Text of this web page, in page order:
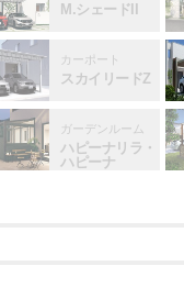
M.シェードII
カーポート
スカイリードZ
ガーデンルーム
ハピーナリラ・
ハピーナ